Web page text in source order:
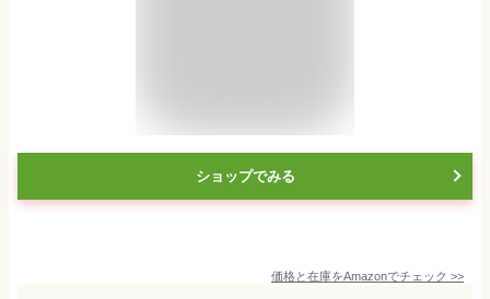
ショップでみる
価格と在庫をAmazonでチェック >>